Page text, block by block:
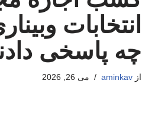
انتخابات
چه پاسخی
ازaminkav می 26, 2026